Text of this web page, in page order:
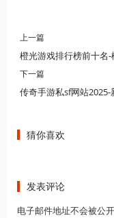
上一篇
下一篇
猜你喜欢
发表评论
电子邮件地址不会被公